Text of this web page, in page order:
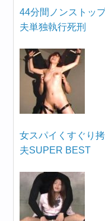
44分間ノンストッ
夫単独執行死刑
女スパイくすぐり
夫SUPER BEST